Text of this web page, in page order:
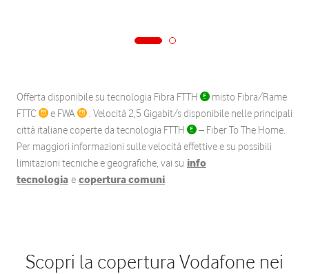
Offerta disponibile su tecnologia Fibra FTTH
misto Fibra/Rame
FTTC
e FWA
. Velocità 2,5 Gigabit/s disponibile nelle principali
città italiane coperte da tecnologia FTTH
– Fiber To The Home.
Per maggiori informazioni sulle velocità effettive e su possibili
limitazioni tecniche e geografiche, vai su info
tecnologia e copertura comuni.
Scopri la copertura Vodafone nei